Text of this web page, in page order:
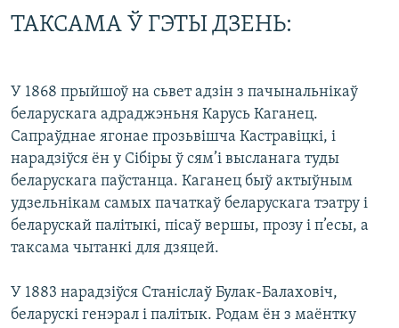
ТАКСАМА Ў ГЭТЫ ДЗЕНЬ:
У 1868 прыйшоў на сьвет адзін з пачынальнікаў
беларускага адраджэньня Карусь Каганец.
Сапраўднае ягонае прозьвішча Кастравіцкі, і
нарадзіўся ён у Сібіры ў сям’і высланага туды
беларускага паўстанца. Каганец быў актыўным
удзельнікам самых пачаткаў беларускага тэатру і
беларускай палітыкі, пісаў вершы, прозу і п’есы, а
таксама чытанкі для дзяцей.
У 1883 нарадзіўся Станіслаў Булак-Балаховіч,
беларускі генэрал і палітык. Родам ён з маёнтку